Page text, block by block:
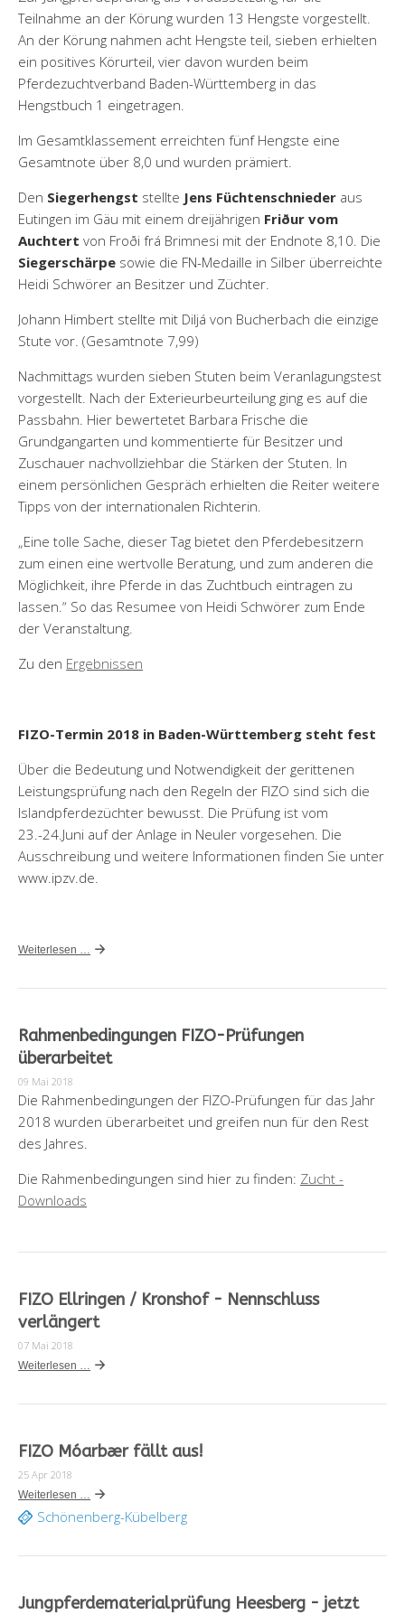
Teilnahme an der Körung wurden 13 Hengste vorgestellt.
An der Körung nahmen acht Hengste teil, sieben erhielten
ein positives Körurteil, vier davon wurden beim
Pferdezuchtverband Baden-Württemberg in das
Hengstbuch 1 eingetragen.
Im Gesamtklassement erreichten fünf Hengste eine
Gesamtnote über 8,0 und wurden prämiert.
Den Siegerhengst stellte Jens Füchtenschnieder aus
Eutingen im Gäu mit einem dreijährigen Friður vom
Auchtert von Froði frá Brimnesi mit der Endnote 8,10. Die
Siegerschärpe sowie die FN-Medaille in Silber überreichte
Heidi Schwörer an Besitzer und Züchter.
Johann Himbert stellte mit Diljá von Bucherbach die einzige
Stute vor. (Gesamtnote 7,99)
Nachmittags wurden sieben Stuten beim Veranlagungstest
vorgestellt. Nach der Exterieurbeurteilung ging es auf die
Passbahn. Hier bewertetet Barbara Frische die
Grundgangarten und kommentierte für Besitzer und
Zuschauer nachvollziehbar die Stärken der Stuten. In
einem persönlichen Gespräch erhielten die Reiter weitere
Tipps von der internationalen Richterin.
„Eine tolle Sache, dieser Tag bietet den Pferdebesitzern
zum einen eine wertvolle Beratung, und zum anderen die
Möglichkeit, ihre Pferde in das Zuchtbuch eintragen zu
lassen.“ So das Resumee von Heidi Schwörer zum Ende
der Veranstaltung.
Zu den Ergebnissen
FIZO-Termin 2018 in Baden-Württemberg steht fest
Über die Bedeutung und Notwendigkeit der gerittenen
Leistungsprüfung nach den Regeln der FIZO sind sich die
Islandpferdezüchter bewusst. Die Prüfung ist vom
23.-24.Juni auf der Anlage in Neuler vorgesehen. Die
Ausschreibung und weitere Informationen finden Sie unter
www.ipzv.de.
Weiterlesen …
Rahmenbedingungen FIZO-Prüfungen
überarbeitet
09 Mai 2018
Die Rahmenbedingungen der FIZO-Prüfungen für das Jahr
2018 wurden überarbeitet und greifen nun für den Rest
des Jahres.
Die Rahmenbedingungen sind hier zu finden: Zucht -
Downloads
FIZO Ellringen / Kronshof - Nennschluss
verlängert
07 Mai 2018
Weiterlesen …
FIZO Móarbær fällt aus!
25 Apr 2018
Weiterlesen …
Schönenberg-Kübelberg
Jungpferdematerialprüfung Heesberg - jetzt